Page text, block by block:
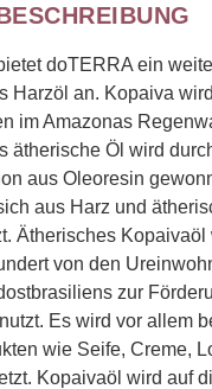
doTERRA ein
Harzöl an. Kopaiva
im Amazonas
ätherische Öl wird
aus Oleoresin
aus Harz und
Ätherisches Kopaivaöl
von den
zur
Es wird vor allem
wie Seife, Creme,
Kopaivaöl wird auf